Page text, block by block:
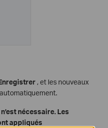
, et les nouveaux
nécessaire. Les
appliqués